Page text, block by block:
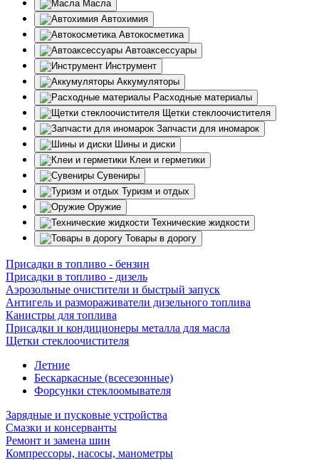
Масла
Автохимия
Автокосметика
Автоаксессуары
Инструмент
Аккумуляторы
Расходные материалы
Щетки стеклоочистителя
Запчасти для иномарок
Шины и диски
Клеи и герметики
Сувениры
Туризм и отдых
Оружие
Технические жидкости
Товары в дорогу
Присадки в топливо - бензин
Присадки в топливо - дизель
Аэрозольные очистители и быстрый запуск
Антигель и размораживатели дизельного топлива
Канистры для топлива
Присадки и кондиционеры металла для масла
Щетки стеклоочистителя
Летние
Бескаркасные (всесезонные)
Форсунки стеклоомывателя
Зарядные и пусковые устройства
Смазки и консерванты
Ремонт и замена шин
Компрессоры, насосы, манометры